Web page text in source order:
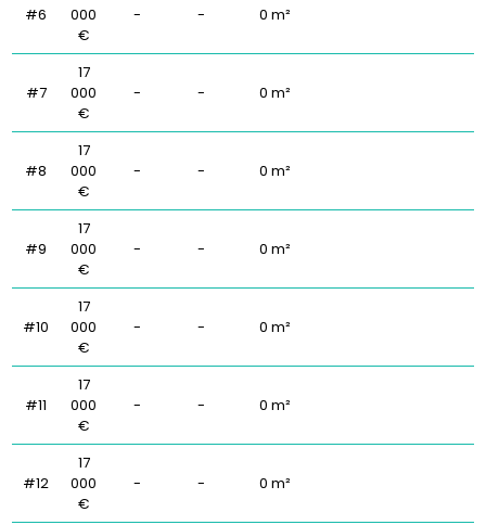
#6
000
€
- - 0 m²
#7
17
000
€
- - 0 m²
#8
17
000
€
- - 0 m²
#9
17
000
€
- - 0 m²
#10
17
000
€
- - 0 m²
#11
17
000
€
- - 0 m²
#12
17
000
€
- - 0 m²